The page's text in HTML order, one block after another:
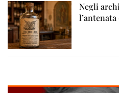
Negli